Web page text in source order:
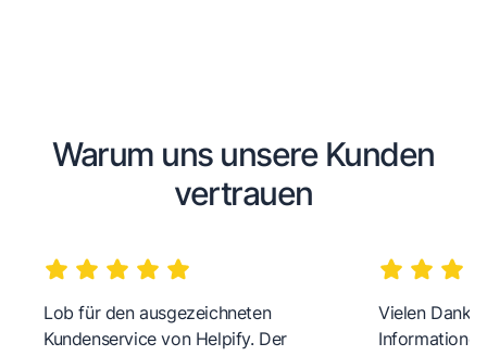
Warum uns unsere Kunden
vertrauen
Lob für den ausgezeichneten
Kundenservice von Helpify. Der
Vielen Dank